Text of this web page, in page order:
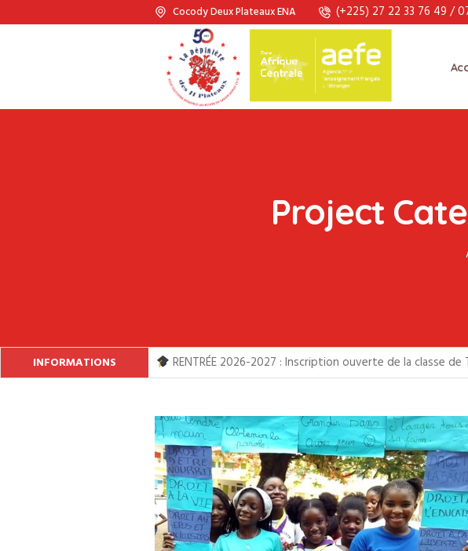
Cocody Deux Plateaux ENA (+225) 27 22 33 76 49 /
Project
INFORMATIONS RENTRÉE 2026-2027 : Inscription ouverte de la classe de